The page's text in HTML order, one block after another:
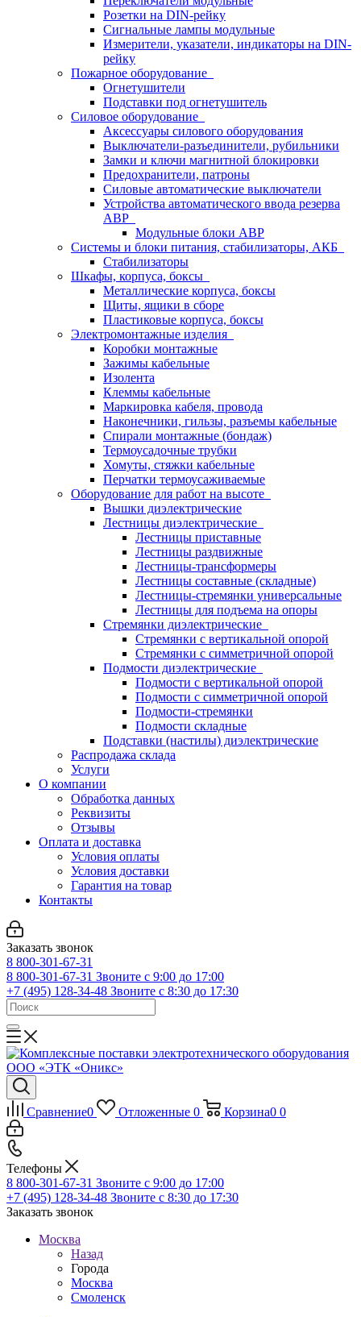
Розетки на DIN-рейку
Сигнальные лампы модульные
Измерители, указатели, индикаторы на DIN-
рейку
Пожарное оборудование
Огнетушители
Подставки под огнетушитель
Силовое оборудование
Аксессуары силового оборудования
Выключатели-разъединители, рубильники
Замки и ключи магнитной блокировки
Предохранители, патроны
Силовые автоматические выключатели
Устройства автоматического ввода резерва
АВР
Модульные блоки АВР
Системы и блоки питания, стабилизаторы, АКБ
Стабилизаторы
Шкафы, корпуса, боксы
Металлические корпуса, боксы
Щиты, ящики в сборе
Пластиковые корпуса, боксы
Электромонтажные изделия
Коробки монтажные
Зажимы кабельные
Изолента
Клеммы кабельные
Маркировка кабеля, провода
Наконечники, гильзы, разъемы кабельные
Спирали монтажные (бондаж)
Термоусадочные трубки
Хомуты, стяжки кабельные
Перчатки термоусаживаемые
Оборудование для работ на высоте
Вышки диэлектрические
Лестницы диэлектрические
Лестницы приставные
Лестницы раздвижные
Лестницы-трансформеры
Лестницы составные (складные)
Лестницы-стремянки универсальные
Лестницы для подъема на опоры
Стремянки диэлектрические
Стремянки с вертикальной опорой
Стремянки с симметричной опорой
Подмости диэлектрические
Подмости с вертикальной опорой
Подмости с симметричной опорой
Подмости-стремянки
Подмости складные
Подставки (настилы) диэлектрические
Распродажа склада
Услуги
О компании
Обработка данных
Реквизиты
Отзывы
Оплата и доставка
Условия оплаты
Условия доставки
Гарантия на товар
Контакты
Заказать звонок
8 800-301-67-31
8 800-301-67-31 Звоните с 9:00 до 17:00
+7 (495) 128-34-48 Звоните с 8:30 до 17:30
Сравнение0 Отложенные 0 Корзина0 0
Телефоны
8 800-301-67-31 Звоните с 9:00 до 17:00
+7 (495) 128-34-48 Звоните с 8:30 до 17:30
Заказать звонок
Москва
Назад
Города
Москва
Смоленск